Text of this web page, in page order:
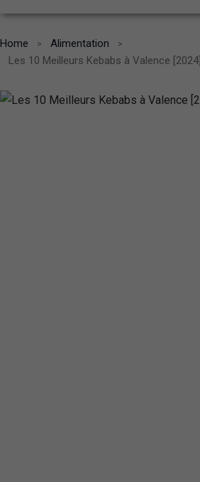
Home
Alimentation
Les 10 Meilleurs Kebabs à Valence [2024]